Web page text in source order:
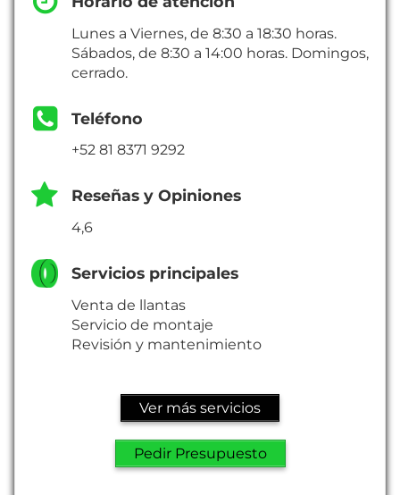
Lunes a Viernes, de 8:30 a 18:30 horas.
Sábados, de 8:30 a 14:00 horas. Domingos,
cerrado.
Teléfono
+52 81 8371 9292
Reseñas y Opiniones
4,6
Servicios principales
Venta de llantas
Servicio de montaje
Revisión y mantenimiento
Ver más servicios
Pedir Presupuesto